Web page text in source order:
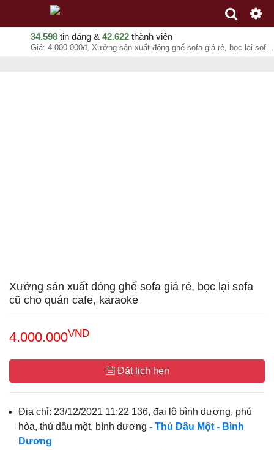
34.598 tin đăng & 42.622 thành viên
Giá: 4.000.000đ, Xưởng sản xuất đóng ghế sofa giá rẻ, bọc lại sofa cũ cho quán cafe, karaoke, Nội Thất Kim Anh Sài Gòn, chuyên mục Dịch vụ nội thất tại Thủ Dầu Một - Bình Dương - 07-08-2026 20:03:10
Xưởng sản xuất đóng ghế sofa giá rẻ, bọc lại sofa
cũ cho quán cafe, karaoke
4.000.000VND
Đặt lịch hẹn
Địa chỉ: 23/12/2021 11:22 136, đại lộ bình dương, phú
hòa, thủ dầu một, bình dương - Thủ Dầu Một - Bình
Dương